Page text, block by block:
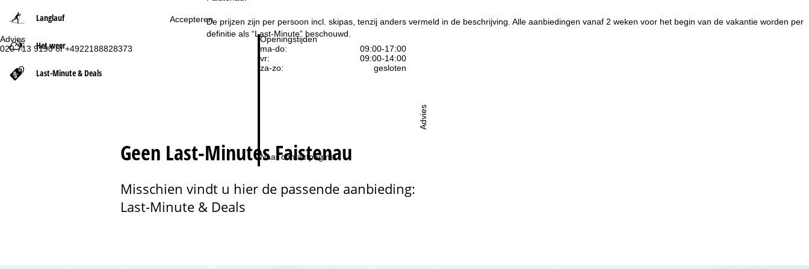
Accepteren
Advies
020 713 9190 of +4922188828373
Openingstijden
ma-do:
09:00-17:00
vr:
09:00-14:00
za-zo:
gesloten
Naar contactpagina
Advies
Langlauf
Het weer
Last-Minute & Deals
t
n
De prijzen zijn per persoon incl. skipas, tenzij anders vermeld in de beschrijving. Alle aanbiedingen vanaf 2 weken voor het begin van de vakantie worden per
definitie als “Last-Minute” beschouwd.
Geen Last-Minutes Faistenau
Misschien vindt u hier de passende aanbieding:
Last-Minute & Deals